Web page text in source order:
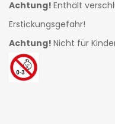
Achtung! Enthält
Erstickungsgefahr!
Achtung! Nicht für